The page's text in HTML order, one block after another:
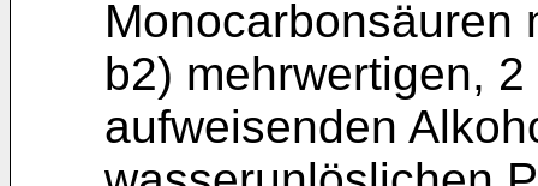
Monocarbonsäuren
b2) mehrwertigen,
aufweisenden